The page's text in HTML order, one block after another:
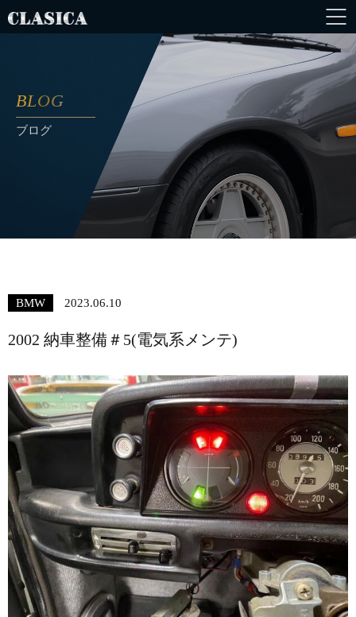
BLOG
ブログ
BMW 2023.06.10
2002 納車整備＃5(電気系メンテ)